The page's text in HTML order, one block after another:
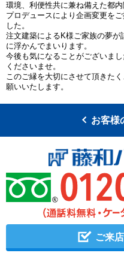
環境、利便性共に兼ね備えた都
プロデュースにより企画変更を
した。
注文建築によるK様ご家族の夢が
に浮かんでまいります。
今後も気になることがございま
くださいませ。
このご縁を大切にさせて頂きた
願いいたします。
お客様
ご来